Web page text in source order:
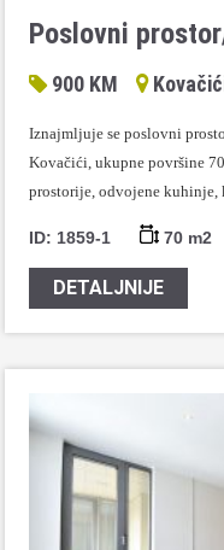
Poslovni
900 KM
Iznajmljuje se poslovni
Kovačići, ukupne površine
prostorije, odvojene
ID: 1859-1 70 m2
DETALJNIJE